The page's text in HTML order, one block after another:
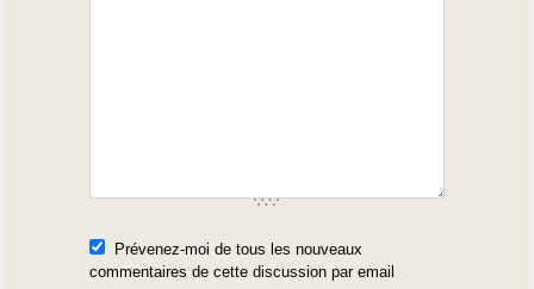
Prévenez-moi de tous les nouveaux
commentaires de cette discussion par email